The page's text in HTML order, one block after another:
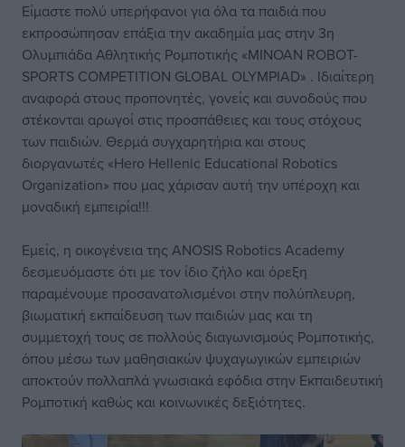
Είμαστε πολύ υπερήφανοι για όλα τα παιδιά που
εκπροσώπησαν επάξια την ακαδημία μας στην 3η
Ολυμπιάδα Αθλητικής Ρομποτικής «MINOAN ROBOT-
SPORTS COMPETITION GLOBAL OLYMPIAD» . Ιδιαίτερη
αναφορά στους προπονητές, γονείς και συνοδούς που
στέκονται αρωγοί στις προσπάθειες και τους στόχους
των παιδιών. Θερμά συγχαρητήρια και στους
διοργανωτές «Hero Hellenic Educational Robotics
Organization» που μας χάρισαν αυτή την υπέροχη και
μοναδική εμπειρία!!!
Εμείς, η οικογένεια της ANOSIS Robotics Academy
δεσμευόμαστε ότι με τον ίδιο ζήλο και όρεξη
παραμένουμε προσανατολισμένοι στην πολύπλευρη,
βιωματική εκπαίδευση των παιδιών μας και τη
συμμετοχή τους σε πολλούς διαγωνισμούς Ρομποτικής,
όπου μέσω των μαθησιακών ψυχαγωγικών εμπειριών
αποκτούν πολλαπλά γνωσιακά εφόδια στην Εκπαιδευτική
Ρομποτική καθώς και κοινωνικές δεξιότητες.